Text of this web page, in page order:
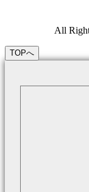
All
TOPへ